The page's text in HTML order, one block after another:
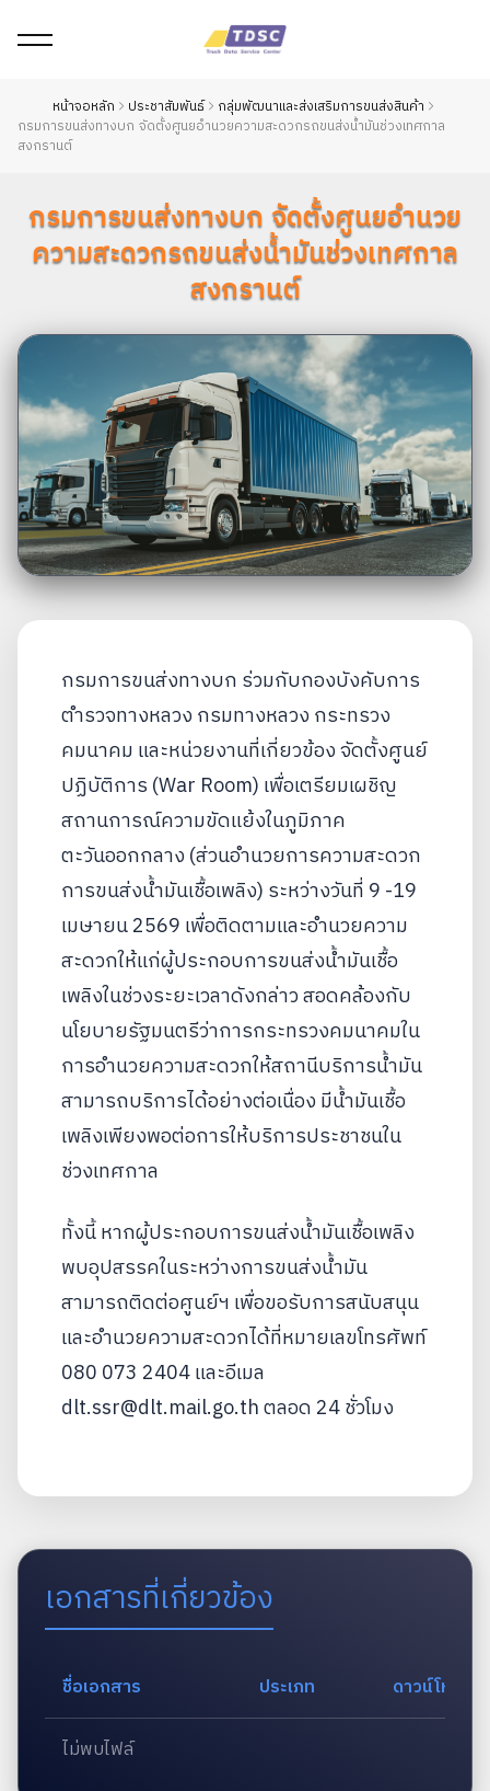
หน้าจอหลัก ประชาสัมพันธ์
กลุ่มพัฒนาและส่งเสริมการขนส่งสินค้า
กรมการขนส่งทางบก จัดตั้งศูนยอำนวยความสะดวกรถขนส่งน้ำมันช่วงเทศกาล
สงกรานต์
กรมการขนส่งทางบก จัดตั้งศูนยอำนวย
ความสะดวกรถขนส่งน้ำมันช่วงเทศกาล
สงกรานต์
กรมการขนส่งทางบก ร่วมกับกองบังคับการ
ตำรวจทางหลวง กรมทางหลวง กระทรวง
คมนาคม และหน่วยงานที่เกี่ยวข้อง จัดตั้งศูนย์
ปฏิบัติการ (War Room) เพื่อเตรียมเผชิญ
สถานการณ์ความขัดแย้งในภูมิภาค
ตะวันออกกลาง (ส่วนอำนวยการความสะดวก
การขนส่งน้ำมันเชื้อเพลิง) ระหว่างวันที่ 9 -19
เมษายน 2569 เพื่อติดตามและอำนวยความ
สะดวกให้แก่ผู้ประกอบการขนส่งน้ำมันเชื้อ
เพลิงในช่วงระยะเวลาดังกล่าว สอดคล้องกับ
นโยบายรัฐมนตรีว่าการกระทรวงคมนาคมใน
การอำนวยความสะดวกให้สถานีบริการน้ำมัน
สามารถบริการได้อย่างต่อเนื่อง มีน้ำมันเชื้อ
เพลิงเพียงพอต่อการให้บริการประชาชนใน
ช่วงเทศกาล
ทั้งนี้ หากผู้ประกอบการขนส่งน้ำมันเชื้อเพลิง
พบอุปสรรคในระหว่างการขนส่งน้ำมัน
สามารถติดต่อศูนย์ฯ เพื่อขอรับการสนับสนุน
และอำนวยความสะดวกได้ที่หมายเลขโทรศัพท์
080 073 2404 และอีเมล
dlt.ssr@dlt.mail.go.th ตลอด 24 ชั่วโมง
เอกสารที่เกี่ยวข้อง
ชื่อเอกสาร ประเภท ดาวน์โหลด
ไม่พบไฟล์